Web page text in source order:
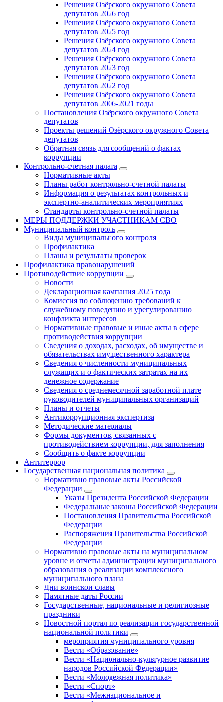
Решения Озёрского окружного Совета
депутатов 2026 год
Решения Озёрского окружного Совета
депутатов 2025 год
Решения Озёрского окружного Совета
депутатов 2024 год
Решения Озёрского окружного Совета
депутатов 2023 год
Решения Озёрского окружного Совета
депутатов 2022 год
Решения Озёрского окружного Совета
депутатов 2006-2021 годы
Постановления Озёрского окружного Совета
депутатов
Проекты решений Озёрского окружного Совета
депутатов
Обратная связь для сообщений о фактах
коррупции
Контрольно-счетная палата
Нормативные акты
Планы работ контрольно-счетной палаты
Информация о результатах контрольных и
экспертно-аналитических мероприятиях
Стандарты контрольно-счетной палаты
МЕРЫ ПОДДЕРЖКИ УЧАСТНИКАМ СВО
Муниципальный контроль
Виды муниципального контроля
Профилактика
Планы и результаты проверок
Профилактика правонарушений
Противодействие коррупции
Новости
Декларационная кампания 2025 года
Комиссия по соблюдению требований к
служебному поведению и урегулированию
конфликта интересов
Нормативные правовые и иные акты в сфере
противодействия коррупции
Сведения о доходах, расходах, об имуществе и
обязательствах имущественного характера
Сведения о численности муниципальных
служащих и о фактических затратах на их
денежное содержание
Сведения о среднемесячной заработной плате
руководителей муниципальных организаций
Планы и отчеты
Антикоррупционная экспертиза
Методические материалы
Формы документов, связанных с
противодействием коррупции, для заполнения
Сообщить о факте коррупции
Антитеррор
Государственная национальная политика
Нормативно правовые акты Российской
Федерации
Указы Президента Российской Федерации
Федеральные законы Российской Федерации
Постановления Правительства Российской
Федерации
Распоряжения Правительства Российской
Федерации
Нормативно правовые акты на муниципальном
уровне и отчеты администрации муниципального
образования о реализации комплексного
муниципального плана
Дни воинской славы
Памятные даты России
Государственные, национальные и религиозные
праздники
Новостной портал по реализации государственной
национальной политики
мероприятия муниципального уровня
Вести «Образование»
Вести «Национально-культурное развитие
народов Российской Федерации»
Вести «Молодежная политика»
Вести «Спорт»
Вести «Межнациональное и